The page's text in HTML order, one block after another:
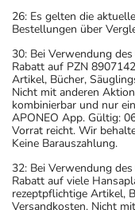
26: Es gelten die
Bestellungen über
30: Bei Verwendung
Rabatt auf PZN
Artikel, Bücher,
Nicht mit anderen
kombinierbar und nur
APONEO App. Gültig:
Vorrat reicht. Wir
Keine Barauszahlung.
32: Bei Verwendung
Rabatt auf viele
rezeptpflichtige Artikel,
Versandkosten. Nicht